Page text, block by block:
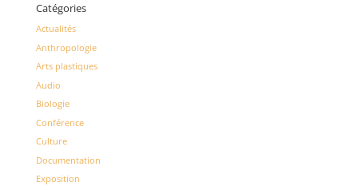
Catégories
Actualités
Anthropologie
Arts plastiques
Audio
Biologie
Conférence
Culture
Documentation
Exposition